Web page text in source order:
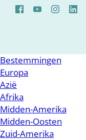
Bestemmingen
Europa
Azië
Afrika
Midden-Amerika
Midden-Oosten
Zuid-Amerika